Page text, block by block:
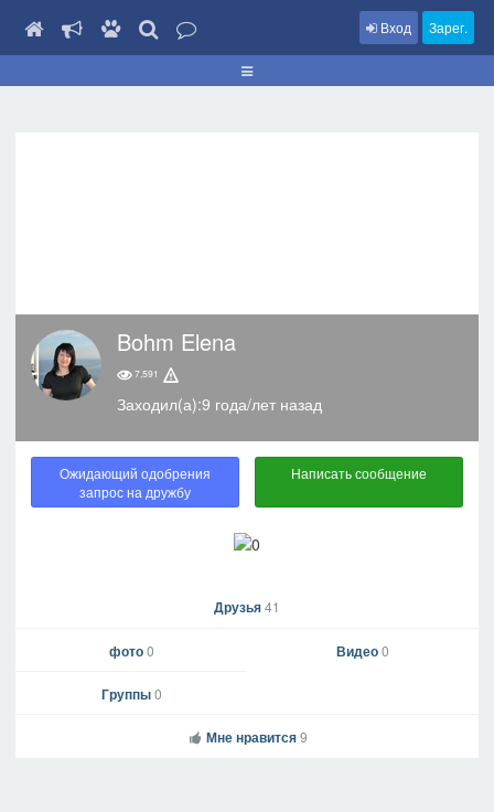
Вход Зарег.
Bohm Elena
7,591
Заходил(а):9 года/лет назад
Ожидающий одобрения
запрос на дружбу
Написать сообщение
Друзья41
фото0 Видео0
Группы0
Мне нравится 9